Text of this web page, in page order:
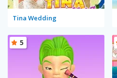
Tina Wedding
5